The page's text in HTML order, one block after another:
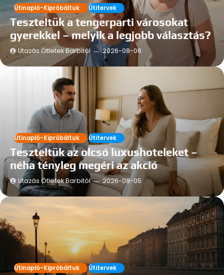
Útinapló-Kipróbáltuk Útitervek
Teszteltük a tengerparti városokat
gyerekkel – melyik a legjobb választás?
Utazás Ötletek Barbitól 2026-08-06
Útinapló-Kipróbáltuk Útitervek
Teszteltük az olcsó luxushoteleket –
néha tényleg megéri az akció
Utazás Ötletek Barbitól 2026-08-05
Útinapló-Kipróbáltuk Útitervek